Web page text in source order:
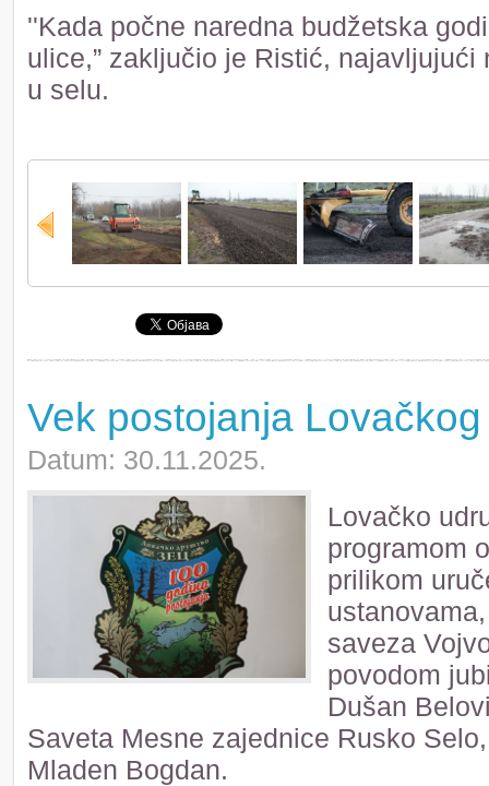
''Kada počne naredna budžetska
ulice,” zaključio je Ristić,
u selu.
Vek postojanja
Datum: 30.11.2025.
Lovačko
programom
prilikom
saveza
povodom
Dušan
Saveta Mesne zajednice Rusko
Mladen Bogdan.